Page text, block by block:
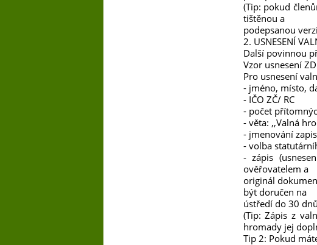
(Tip: pokud
tištěnou a
podepsanou
2. USNESENÍ
Další povinnou
Vzor usnesení
Pro usnesení
- jméno, místo,
- IČO ZČ/ RC
- počet
- věta: ,,Valná
- jmenování
- volba
- zápis
ověřovatelem a
originál
být doručen na
ústředí do 30
(Tip: Zápis z
hromady jej
Tip 2: Pokud